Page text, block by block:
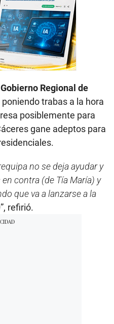
Gobierno Regional de
trabas a la hora
posiblemente para
gane adeptos para
no se deja ayudar y
contra (de Tía María) y
que va a lanzarse a la
”, refirió.